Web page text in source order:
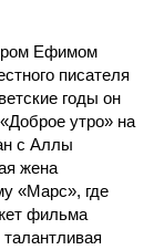
Ефимом
писателя
годы он
утро» на
с Аллы
жена
«Марс», где
фильма